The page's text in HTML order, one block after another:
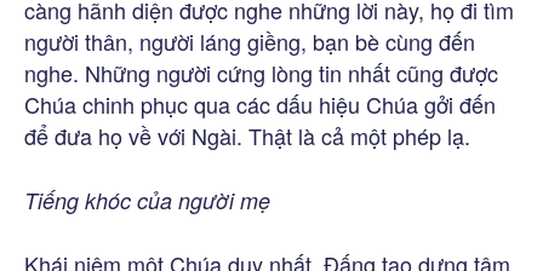
càng hãnh diện được nghe những lời này, họ đi tìm
người thân, người láng giềng, bạn bè cùng đến
nghe. Những người cứng lòng tin nhất cũng được
Chúa chinh phục qua các dấu hiệu Chúa gởi đến
để đưa họ về với Ngài. Thật là cả một phép lạ.
Tiếng khóc của người mẹ
Khái niệm một Chúa duy nhất, Đấng tạo dựng tâm